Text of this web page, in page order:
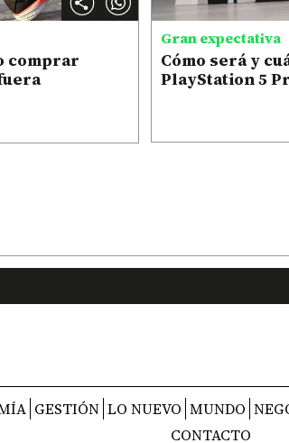
comprar
Gran expectativa
Cómo será y
PlayStation 5
GESTIÓN LO NUEVO MUNDO
CONTACTO